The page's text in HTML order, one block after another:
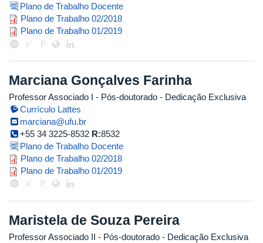
Plano de Trabalho Docente
Plano de Trabalho 02/2018
lucianne.pdf
Plano de Trabalho 01/2019
Marciana Gonçalves Farinha
Professor Associado I - Pós-doutorado - Dedicação Exclusiva
Currículo Lattes
marciana@ufu.br
+55 34 3225-8532 R:8532
Plano de Trabalho Docente
2018_2_marciana.pdf
Plano de Trabalho 02/2018
marciana.pdf
Plano de Trabalho 01/2019
Maristela de Souza Pereira
Professor Associado II - Pós-doutorado - Dedicação Exclusiva